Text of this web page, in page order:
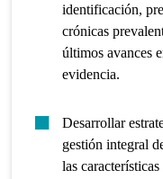
identificación,
crónicas
últimos avances
evidencia.
Desarrollar
gestión integral
las